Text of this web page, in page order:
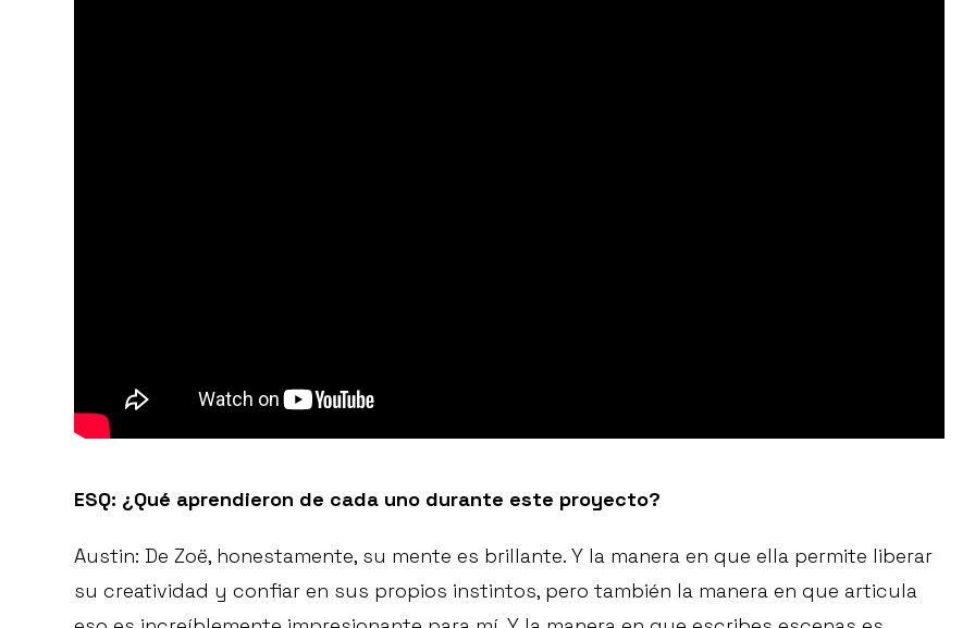
ESQ: ¿Qué aprendieron de cada uno durante este proyecto?
Austin: De Zoë, honestamente, su mente es brillante. Y la manera en que ella permite liberar
su creatividad y confiar en sus propios instintos, pero también la manera en que articula